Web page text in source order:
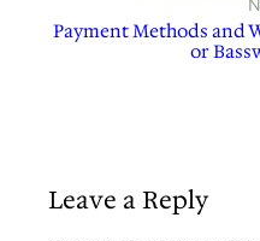
Payment Methods and
or
Leave a Reply